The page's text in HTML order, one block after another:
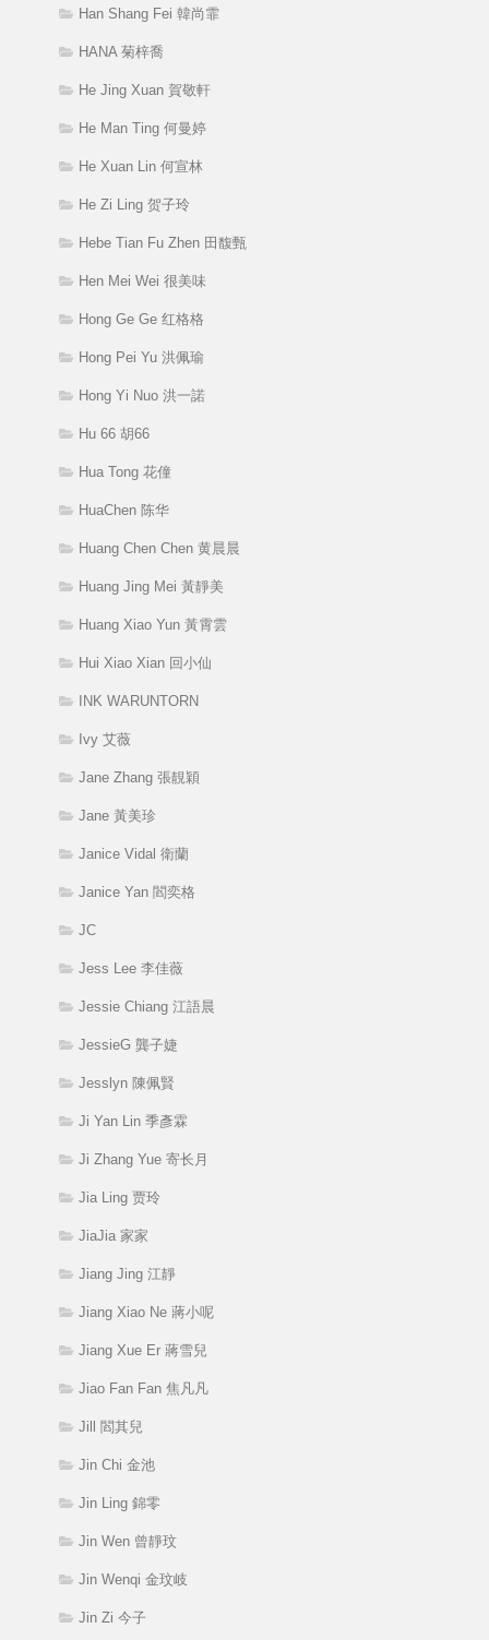
Han Shang Fei 韓尚霏
HANA 菊梓喬
He Jing Xuan 賀敬軒
He Man Ting 何曼婷
He Xuan Lin 何宣林
He Zi Ling 贺子玲
Hebe Tian Fu Zhen 田馥甄
Hen Mei Wei 很美味
Hong Ge Ge 红格格
Hong Pei Yu 洪佩瑜
Hong Yi Nuo 洪一諾
Hu 66 胡66
Hua Tong 花僮
HuaChen 陈华
Huang Chen Chen 黄晨晨
Huang Jing Mei 黃靜美
Huang Xiao Yun 黃霄雲
Hui Xiao Xian 回小仙
INK WARUNTORN
Ivy 艾薇
Jane Zhang 張靚穎
Jane 黃美珍
Janice Vidal 衛蘭
Janice Yan 閻奕格
JC
Jess Lee 李佳薇
Jessie Chiang 江語晨
JessieG 龔子婕
Jesslyn 陳佩賢
Ji Yan Lin 季彥霖
Ji Zhang Yue 寄长月
Jia Ling 贾玲
JiaJia 家家
Jiang Jing 江靜
Jiang Xiao Ne 蔣小呢
Jiang Xue Er 蔣雪兒
Jiao Fan Fan 焦凡凡
Jill 閻其兒
Jin Chi 金池
Jin Ling 錦零
Jin Wen 曾靜玟
Jin Wenqi 金玟岐
Jin Zi 今子